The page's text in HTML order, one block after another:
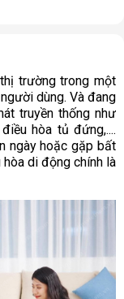
trường trong một
dùng. Và đang
truyền thống như
hòa tủ đứng,....
ngày hoặc gặp bất
di động chính là